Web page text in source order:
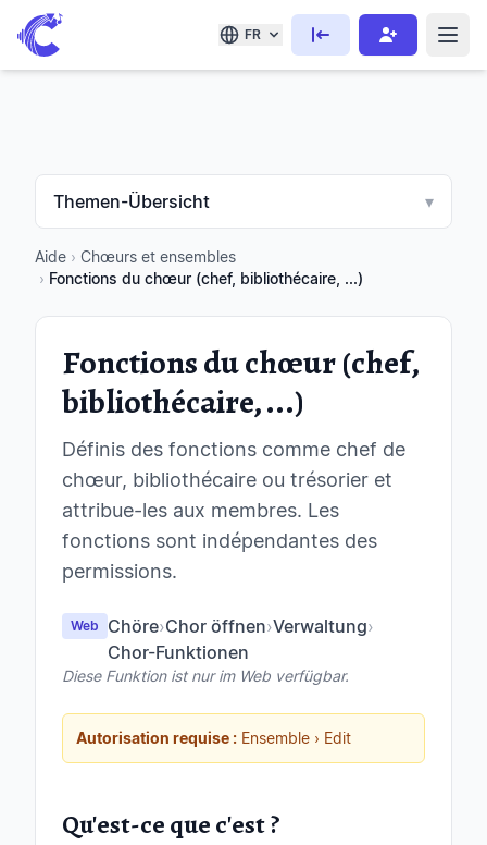
FR
Themen-Übersicht ▾
Aide › Chœurs et ensembles
› Fonctions du chœur (chef, bibliothécaire, ...)
Fonctions du chœur (chef,
bibliothécaire, ...)
Définis des fonctions comme chef de
chœur, bibliothécaire ou trésorier et
attribue-les aux membres. Les
fonctions sont indépendantes des
permissions.
Web Chöre›Chor öffnen›Verwaltung›
Chor-Funktionen
Diese Funktion ist nur im Web verfügbar.
Autorisation requise : Ensemble › Edit
Qu'est-ce que c'est ?